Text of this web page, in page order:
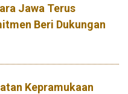
Jawa Terus
Beri Dukungan
Kepramukaan